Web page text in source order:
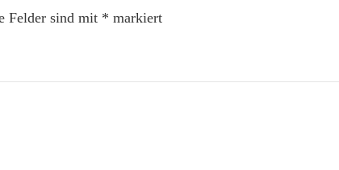
Felder sind mit * markiert